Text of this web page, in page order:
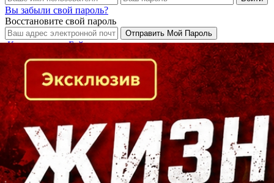
Вы забыли свой пароль?
Восстановите свой пароль
Кто есть кто в Байкальском регионе